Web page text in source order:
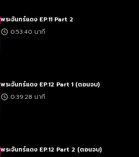
พระจันทร์แดง EP.11 Part 2
0:53:40 นาที
พระจันทร์แดง EP.12 Part 1 (ตอนจบ)
0:39:28 นาที
พระจันทร์แดง EP.12 Part 2 (ตอนจบ)